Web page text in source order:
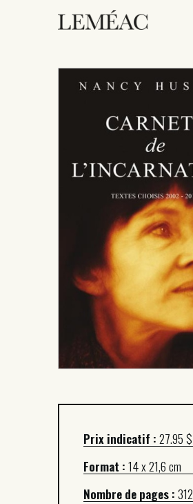
ACCUEIL
CATALOGUE
AUTEURICES
DROITS / RIGHTS
À PROPOS
Prix indicatif :27.95 $
Format :14 x 21,6 cm
Nombre de pages :312